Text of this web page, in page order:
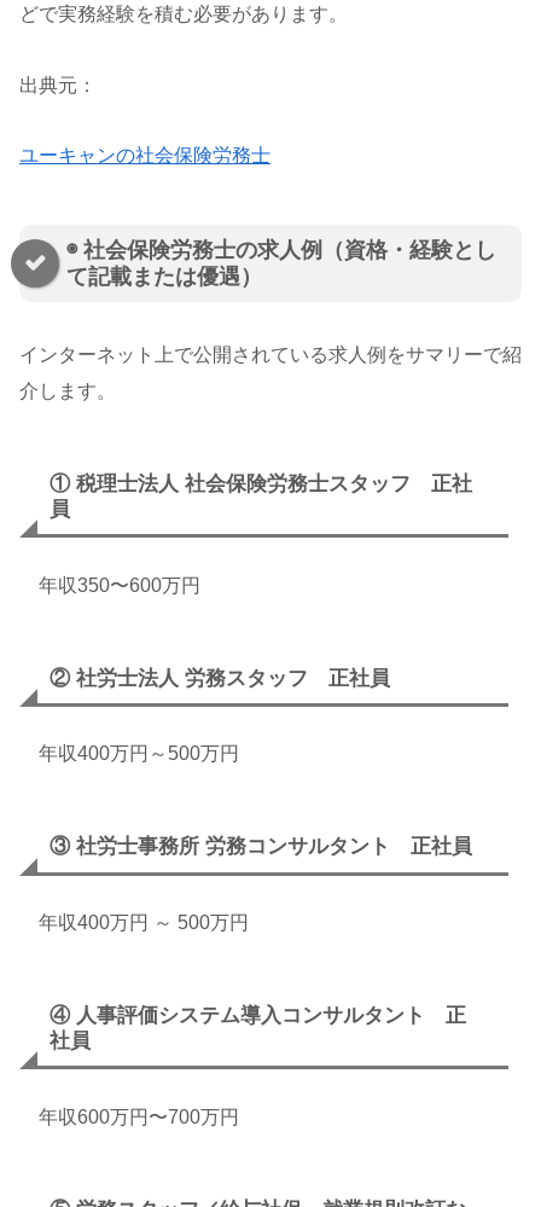
どで実務経験を積む必要があります。
出典元：
ユーキャンの社会保険労務士
◉ 社会保険労務士の求人例（資格・経験とし
て記載または優遇）
インターネット上で公開されている求人例をサマリーで紹
介します。
① 税理士法人 社会保険労務士スタッフ 正社
員
年収350〜600万円
② 社労士法人 労務スタッフ 正社員
年収400万円～500万円
③ 社労士事務所 労務コンサルタント 正社員
年収400万円 ～ 500万円
④ 人事評価システム導入コンサルタント 正
社員
年収600万円〜700万円